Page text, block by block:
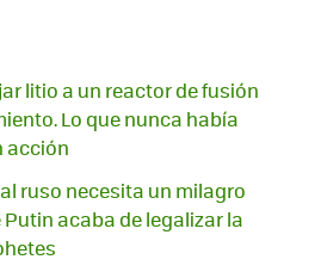
litio a un reactor de fusión
Lo que nunca había
acción
ruso necesita un milagro
acaba de legalizar la